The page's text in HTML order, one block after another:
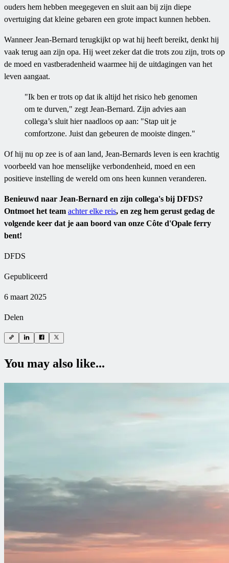
ouders hem hebben meegegeven en sluit aan bij zijn diepe
overtuiging dat kleine gebaren een grote impact kunnen hebben.
Wanneer Jean-Bernard terugkijkt op wat hij heeft bereikt, denkt hij
vaak terug aan zijn opa. Hij weet zeker dat die trots zou zijn, trots op
de moed en vastberadenheid waarmee hij de uitdagingen van het
leven aangaat.
"Ik ben er trots op dat ik altijd het risico heb genomen
om te durven," zegt Jean-Bernard. Zijn advies aan
collega’s sluit hier naadloos op aan: "Stap uit je
comfortzone. Juist dan gebeuren de mooiste dingen."
Of hij nu op zee is of aan land, Jean-Bernards leven is een krachtig
voorbeeld van hoe menselijke verbondenheid, moed en een
positieve instelling de wereld om ons heen kunnen veranderen.
Benieuwd naar Jean-Bernard en zijn collega's bij DFDS?
Ontmoet het team achter elke reis, en zeg hem gerust gedag de
volgende keer dat je aan boord van onze Côte d'Opale ferry
bent!
DFDS
Gepubliceerd
6 maart 2025
Delen
You may also like...